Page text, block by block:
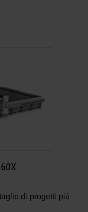
di progetti più